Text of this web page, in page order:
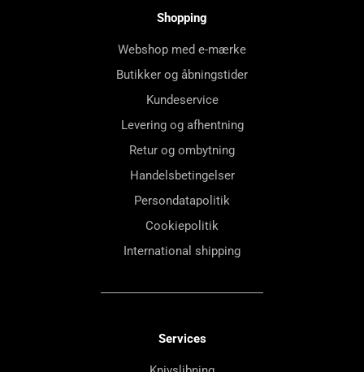
Shopping
Webshop med e-mærke
Butikker og åbningstider
Kundeservice
Levering og afhentning
Retur og ombytning
Handelsbetingelser
Persondatapolitik
Cookiepolitik
International shipping
Services